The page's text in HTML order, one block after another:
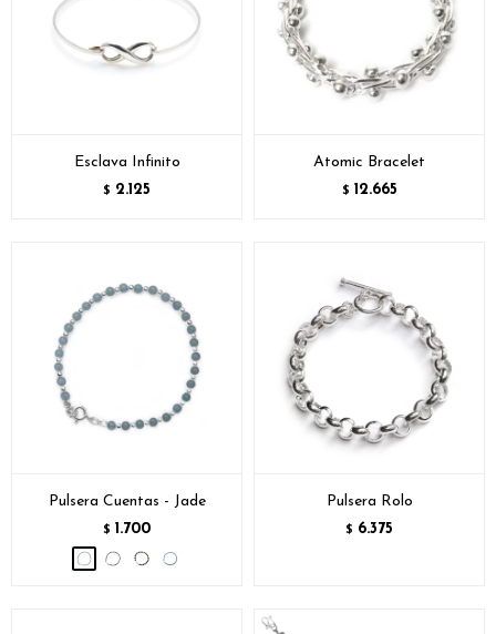
Esclava Infinito
$ 2.125
Atomic Bracelet
$ 12.665
Pulsera Cuentas - Jade
$ 1.700
Pulsera Rolo
$ 6.375